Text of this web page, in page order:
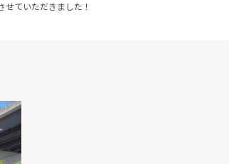
せていただきました！